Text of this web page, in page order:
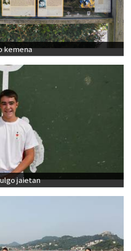
kemena
jaietan